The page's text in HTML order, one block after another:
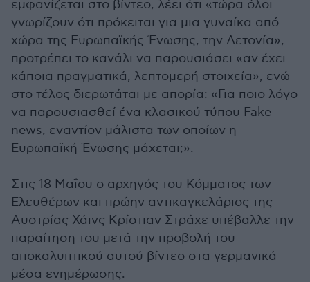
εμφανίζεται στο βίντεο, λέει ότι «τώρα όλοι
γνωρίζουν ότι πρόκειται για μια γυναίκα από
χώρα της Ευρωπαϊκής Ένωσης, την Λετονία»,
προτρέπει το κανάλι να παρουσιάσει «αν έχει
κάποια πραγματικά, λεπτομερή στοιχεία», ενώ
στο τέλος διερωτάται με απορία: «Για ποιο λόγο
να παρουσιασθεί ένα κλασικού τύπου Fake
news, εναντίον μάλιστα των οποίων η
Ευρωπαϊκή Ένωσης μάχεται;».
Στις 18 Μαΐου ο αρχηγός του Κόμματος των
Ελευθέρων και πρώην αντικαγκελάριος της
Αυστρίας Χάινς Κρίστιαν Στράχε υπέβαλλε την
παραίτηση του μετά την προβολή του
αποκαλυπτικού αυτού βίντεο στα γερμανικά
μέσα ενημέρωσης.